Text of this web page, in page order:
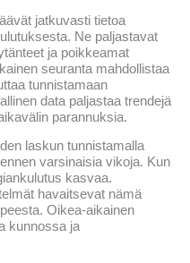
jatkuvasti tietoa
Ne paljastavat
ja poikkeamat
seuranta mahdollistaa
tunnistamaan
data paljastaa trendejä
parannuksia.
laskun tunnistamalla
varsinaisia vikoja. Kun
kasvaa.
havaitsevat nämä
Oikea-aikainen
kunnossa ja